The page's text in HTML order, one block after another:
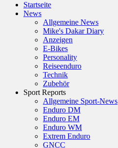
Startseite
News
Allgemeine News
Mike's Dakar Diary
Anzeigen
E-Bikes
Personality
Reiseenduro
Technik
Zubehör
Sport Reports
Allgemeine Sport-News
Enduro DM
Enduro EM
Enduro WM
Extrem Enduro
GNCC